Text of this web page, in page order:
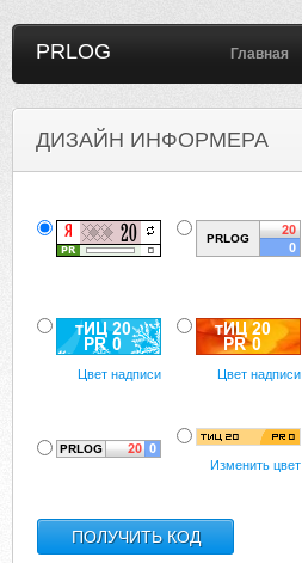
PRLOG Главная
ДИЗАЙН ИНФОРМЕРА
Цвет надписи Цвет надписи
Изменить цвет